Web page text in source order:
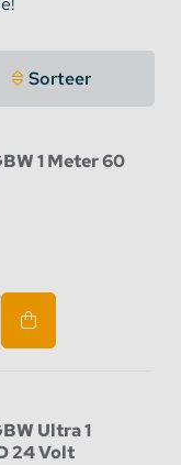
Sorteer
1 Meter 60
Ultra 1
24 Volt